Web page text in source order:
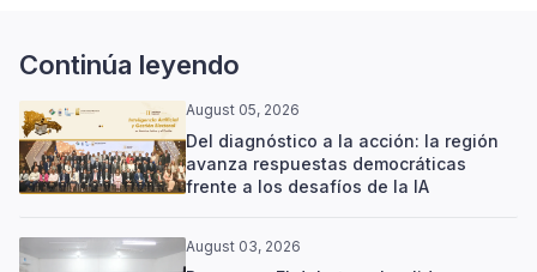
Continúa leyendo
August 05, 2026
Del diagnóstico a la acción: la región
avanza respuestas democráticas
frente a los desafíos de la IA
August 03, 2026